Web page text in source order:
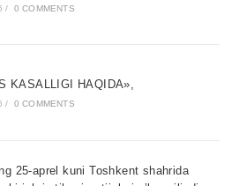
/ 0 COMMENTS
KASALLIGI HAQIDA»,
/ 0 COMMENTS
25-aprel kuni Toshkent shahrida